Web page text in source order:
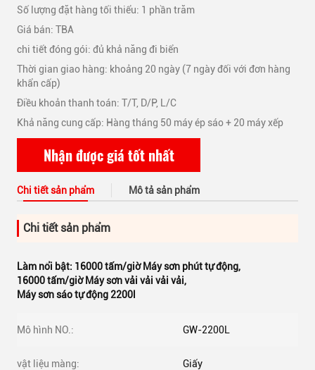
Số lượng đặt hàng tối thiểu: 1 phần trăm
Giá bán: TBA
chi tiết đóng gói: đủ khả năng đi biển
Thời gian giao hàng: khoảng 20 ngày (7 ngày đối với đơn hàng
khẩn cấp)
Điều khoản thanh toán: T/T, D/P, L/C
Khả năng cung cấp: Hàng tháng 50 máy ép sáo + 20 máy xếp
Nhận được giá tốt nhất
Chi tiết sản phẩm Mô tả sản phẩm
Chi tiết sản phẩm
Làm nổi bật: 16000 tấm/giờ Máy sơn phút tự động,
16000 tấm/giờ Máy sơn vải vải vải vải,
Máy sơn sáo tự động 2200l
Mô hình NO.: GW-2200L
vật liệu màng: Giấy